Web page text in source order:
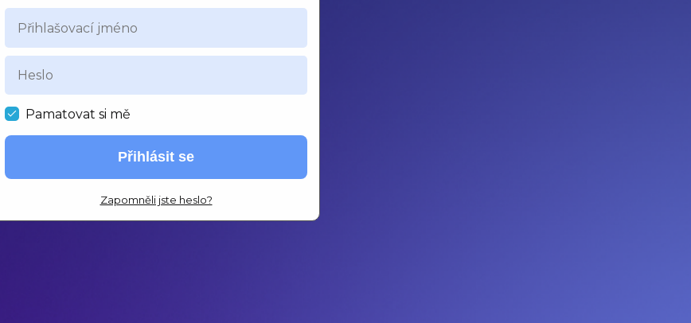
Pamatovat si mě
Přihlásit se
Zapomněli jste heslo?